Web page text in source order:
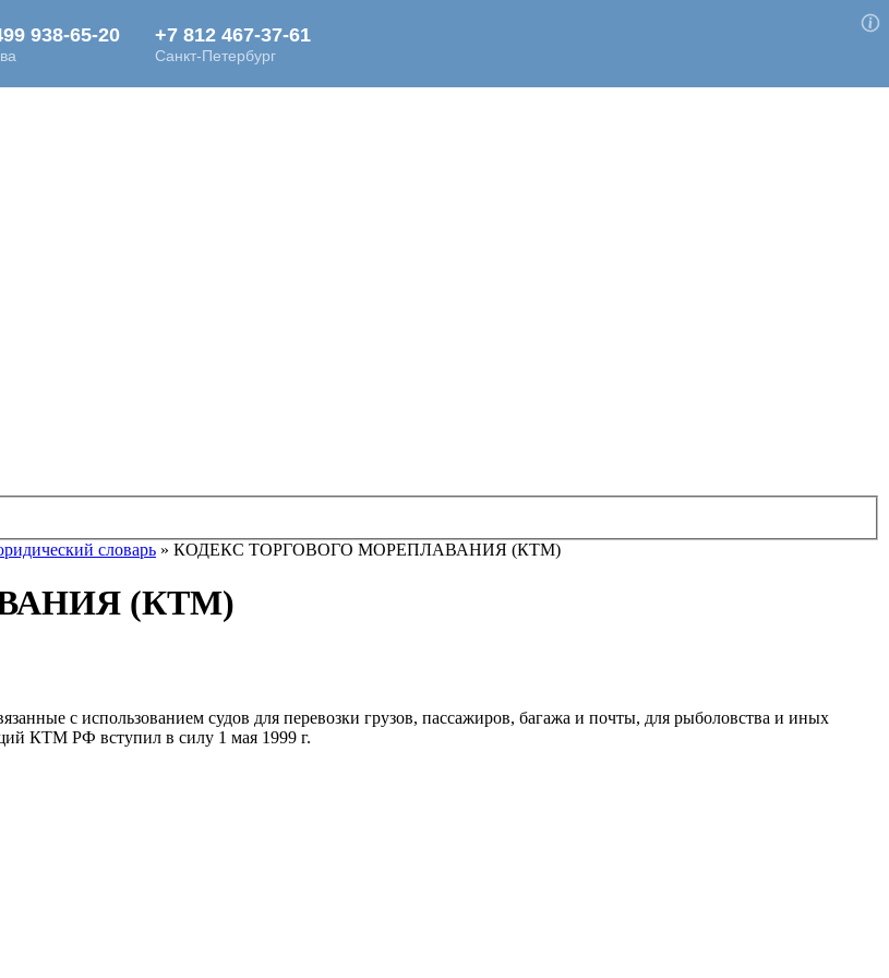
словарь » КОДЕКС ТОРГОВОГО МОРЕПЛАВАНИЯ (КТМ)
(КТМ)
с использованием судов для перевозки грузов, пассажиров, багажа и почты, для рыболовства и иных
КТМ РФ вступил в силу 1 мая 1999 г.